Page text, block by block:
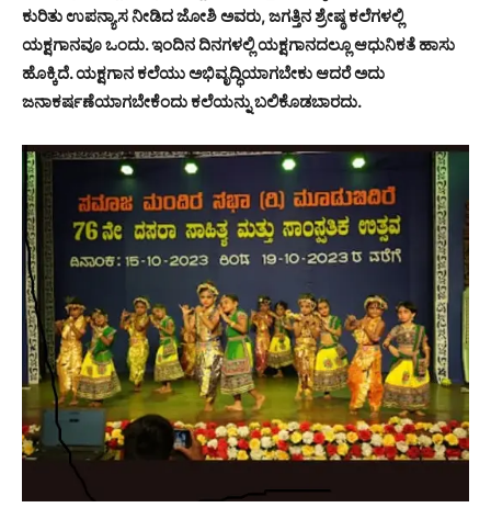
ಕುರಿತು ಉಪನ್ಯಾಸ ನೀಡಿದ ಜೋಶಿ ಅವರು, ಜಗತ್ತಿನ ಶ್ರೇಷ್ಠ ಕಲೆಗಳಲ್ಲಿ
ಯಕ್ಷಗಾನವೂ ಒಂದು. ಇಂದಿನ ದಿನಗಳಲ್ಲಿ ಯಕ್ಷಗಾನದಲ್ಲೂ ಆಧುನಿಕತೆ ಹಾಸು
ಹೊಕ್ಕಿದೆ. ಯಕ್ಷಗಾನ ಕಲೆಯು ಅಭಿವೃದ್ಧಿಯಾಗಬೇಕು ಆದರೆ ಅದು
ಜನಾಕರ್ಷಣೆಯಾಗಬೇಕೆಂದು ಕಲೆಯನ್ನು ಬಲಿಕೊಡಬಾರದು.